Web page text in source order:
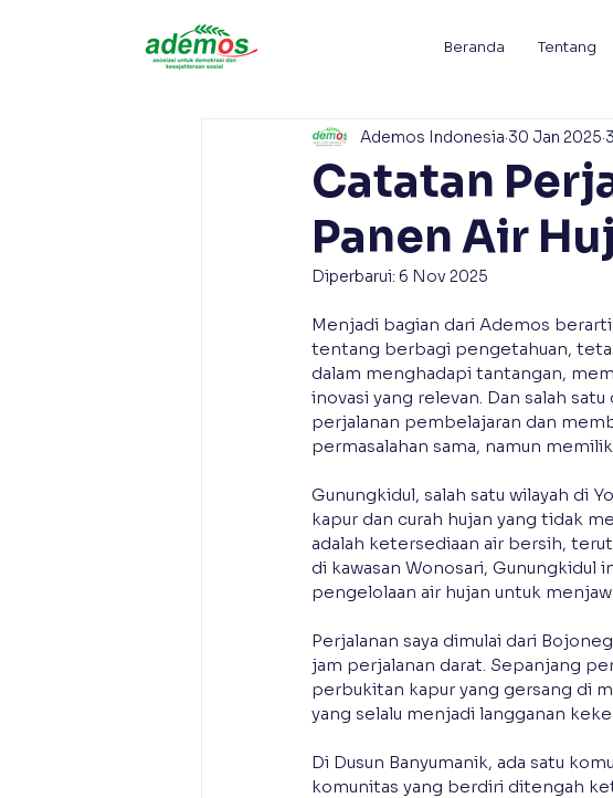
Beranda Tentang
Catatan
Panen Air
Ademos Indonesia 30 Jan 2025
Diperbarui: 6 Nov 2025
Menjadi bagian dari Ademos
tentang berbagi pengetahuan,
dalam menghadapi tantangan,
inovasi yang relevan. Dan salah
perjalanan pembelajaran dan
permasalahan sama, namun
Gunungkidul, salah satu wilayah di
kapur dan curah hujan yang tidak
adalah ketersediaan air bersih,
di kawasan Wonosari,
pengelolaan air hujan untuk
Perjalanan saya dimulai dari
jam perjalanan darat. Sepanjang
perbukitan kapur yang gersang di
yang selalu menjadi langganan
Di Dusun Banyumanik, ada satu
komunitas yang berdiri ditengah